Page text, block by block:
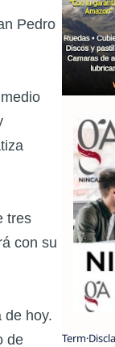
Pedro
tres
con su
de hoy.
de
Term